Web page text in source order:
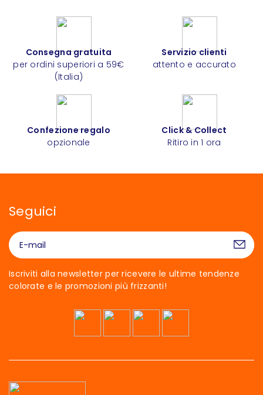
Consegna gratuita
per ordini superiori a 59€
(Italia)
Servizio clienti
attento e accurato
Confezione regalo
opzionale
Click & Collect
Ritiro in 1 ora
Seguici
Iscriviti alla newsletter per ricevere le ultime tendenze
colorate e le promozioni più frizzanti!